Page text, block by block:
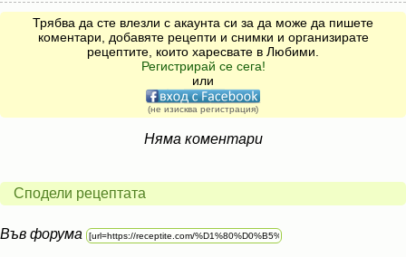
Трябва да сте влезли с акаунта си за да може да пишете
коментари, добавяте рецепти и снимки и организирате
рецептите, които харесвате в Любими.
Регистрирай се сега!
или
(не изисква регистрация)
Няма коментари
Сподели рецептата
Във форума